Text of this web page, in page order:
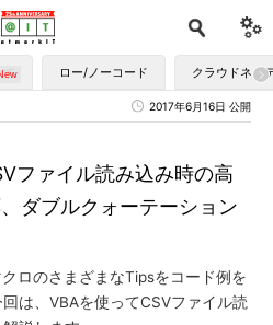
す ロー/ノーコード クラウドネイ
2017年6月16日 公開
ファイル読み込み時の高
ダブルクォーテーション
ロのさまざまなTipsをコード例を
は、VBAを使ってCSVファイル読